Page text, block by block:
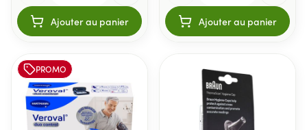
Ajouter au panier Ajouter au panier
PROMO